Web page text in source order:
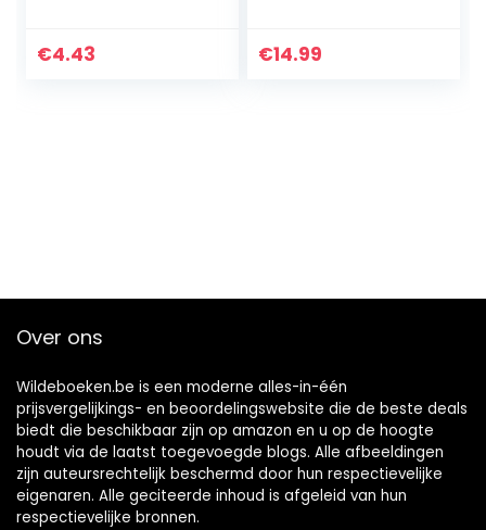
Roblox Adopt Me
€4.43 €14.99
Over ons
Wildeboeken.be is een moderne alles-in-één
prijsvergelijkings- en beoordelingswebsite die de beste deals
biedt die beschikbaar zijn op amazon en u op de hoogte
houdt via de laatst toegevoegde blogs. Alle afbeeldingen
zijn auteursrechtelijk beschermd door hun respectievelijke
eigenaren. Alle geciteerde inhoud is afgeleid van hun
respectievelijke bronnen.